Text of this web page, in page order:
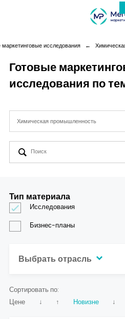
Компания
Услуги
Новая реальность
Аналитика
Контакты
маркетинговые исследования ←
Готовые
исследования по
Химическая промышленность
Сортировать по:
Цене
↓ ↑ Новизне ↓
Тип материала
Исследования
Бизнес-планы
Выбрать отрасль